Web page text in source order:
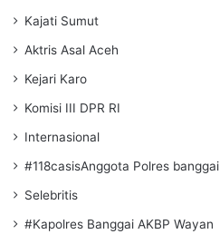
Kajati Sumut
Aktris Asal Aceh
Kejari Karo
Komisi III DPR RI
Internasional
#118casisAnggota Polres banggai
Selebritis
#Kapolres Banggai AKBP Wayan